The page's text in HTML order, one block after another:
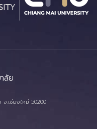
ลัย
.เชียงใหม่ 50200